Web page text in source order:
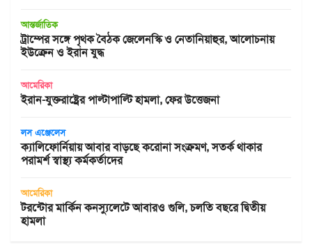
আন্তর্জাতিক
ট্রাম্পের সঙ্গে পৃথক বৈঠক জেলেনস্কি ও নেতানিয়াহুর, আলোচনায়
ইউক্রেন ও ইরান যুদ্ধ
আমেরিকা
ইরান-যুক্তরাষ্ট্রের পাল্টাপাল্টি হামলা, ফের উত্তেজনা
লস এঞ্জেলেস
ক্যালিফোর্নিয়ায় আবার বাড়ছে করোনা সংক্রমণ, সতর্ক থাকার
পরামর্শ স্বাস্থ্য কর্মকর্তাদের
আমেরিকা
টরন্টোর মার্কিন কনস্যুলেটে আবারও গুলি, চলতি বছরে দ্বিতীয়
হামলা